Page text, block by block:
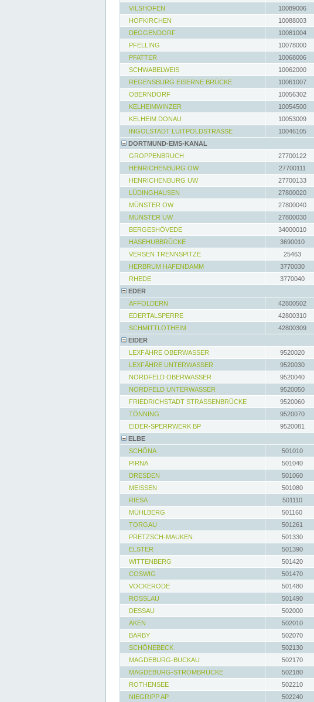
VILSHOFEN
10089006
HOFKIRCHEN
10088003
DEGGENDORF
10081004
PFELLING
10078000
PFATTER
10068006
SCHWABELWEIS
10062000
REGENSBURG EISERNE BRÜCKE
10061007
OBERNDORF
10056302
KELHEIMWINZER
10054500
KELHEIM DONAU
10053009
INGOLSTADT LUITPOLDSTRASSE
10046105
DORTMUND-EMS-KANAL
GROPPENBRUCH
27700122
HENRICHENBURG OW
27700111
HENRICHENBURG UW
27700133
LÜDINGHAUSEN
27800020
MÜNSTER OW
27800040
MÜNSTER UW
27800030
BERGESHÖVEDE
34000010
HASEHUBBRÜCKE
3690010
VERSEN TRENNSPITZE
25463
HERBRUM HAFENDAMM
3770030
RHEDE
3770040
EDER
AFFOLDERN
42800502
EDERTALSPERRE
42800310
SCHMITTLOTHEIM
42800309
EIDER
LEXFÄHRE OBERWASSER
9520020
LEXFÄHRE UNTERWASSER
9520030
NORDFELD OBERWASSER
9520040
NORDFELD UNTERWASSER
9520050
FRIEDRICHSTADT STRASSENBRÜCKE
9520060
TÖNNING
9520070
EIDER-SPERRWERK BP
9520081
ELBE
SCHÖNA
501010
PIRNA
501040
DRESDEN
501060
MEISSEN
501080
RIESA
501110
MÜHLBERG
501160
TORGAU
501261
PRETZSCH-MAUKEN
501330
ELSTER
501390
WITTENBERG
501420
COSWIG
501470
VOCKERODE
501480
ROSSLAU
501490
DESSAU
502000
AKEN
502010
BARBY
502070
SCHÖNEBECK
502130
MAGDEBURG-BUCKAU
502170
MAGDEBURG-STROMBRÜCKE
502180
ROTHENSEE
502210
NIEGRIPP AP
502240